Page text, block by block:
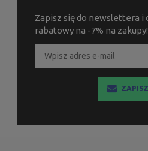
Zapisz się do newslettera i
rabatowy na -7% na zakupy!